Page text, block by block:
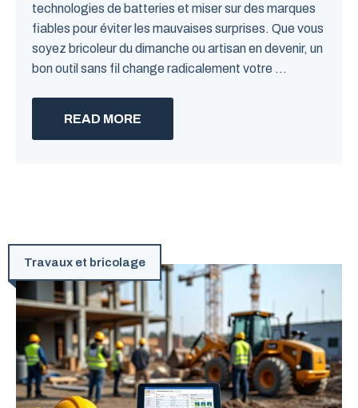
technologies de batteries et miser sur des marques
fiables pour éviter les mauvaises surprises. Que vous
soyez bricoleur du dimanche ou artisan en devenir, un
bon outil sans fil change radicalement votre ...
READ MORE
Travaux et bricolage